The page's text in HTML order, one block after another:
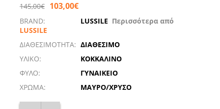
145,00€ 103,00€
BRAND: LUSSILE Περισσότερα από
LUSSILE
ΔΙΑΘΕΣΙΜΟΤΗΤΑ: ΔΙΑΘΕΣΙΜΟ
ΥΛΙΚΟ:
ΚΟΚΚΑΛΙΝΟ
ΦΥΛΟ:
ΓΥΝΑΙΚΕΙΟ
ΧΡΩΜΑ:
ΜΑΥΡΟ/ΧΡΥΣΟ